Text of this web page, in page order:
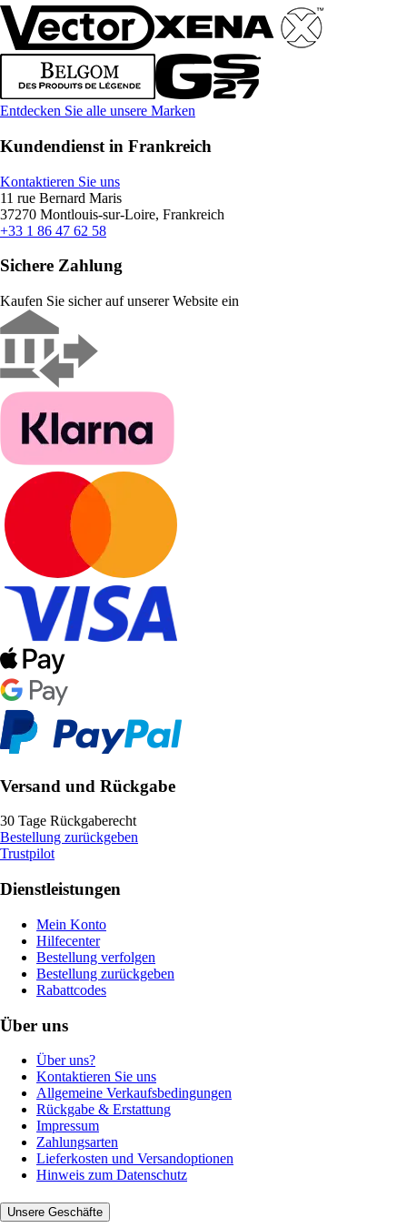
Entdecken Sie alle unsere Marken
Kundendienst in Frankreich
Kontaktieren Sie uns
11 rue Bernard Maris
37270 Montlouis-sur-Loire, Frankreich
+33 1 86 47 62 58
Sichere Zahlung
Kaufen Sie sicher auf unserer Website ein
Versand und Rückgabe
30 Tage Rückgaberecht
Bestellung zurückgeben
Trustpilot
Dienstleistungen
Mein Konto
Hilfecenter
Bestellung verfolgen
Bestellung zurückgeben
Rabattcodes
Über uns
Über uns?
Kontaktieren Sie uns
Allgemeine Verkaufsbedingungen
Rückgabe & Erstattung
Impressum
Zahlungsarten
Lieferkosten und Versandoptionen
Hinweis zum Datenschutz
Unsere Geschäfte